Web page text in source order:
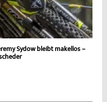
Sydow bleibt makellos –